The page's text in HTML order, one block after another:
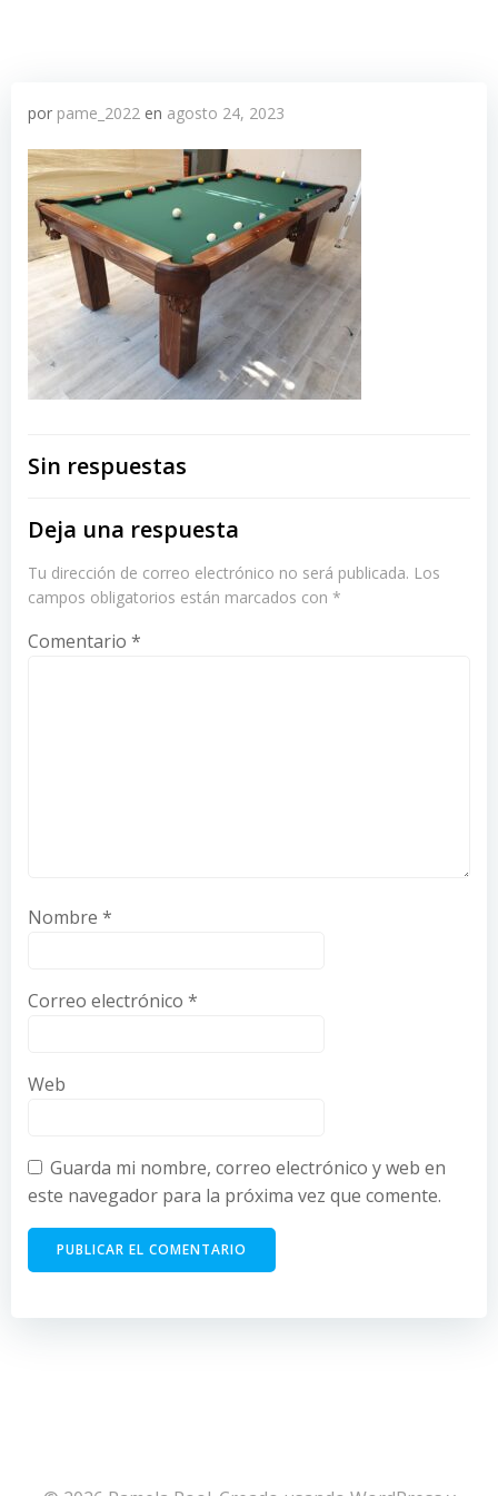
por pame_2022 en agosto 24, 2023
Sin respuestas
Deja una respuesta
Tu dirección de correo electrónico no será publicada. Los
campos obligatorios están marcados con *
Comentario *
Nombre *
Correo electrónico *
Web
Guarda mi nombre, correo electrónico y web en
este navegador para la próxima vez que comente.